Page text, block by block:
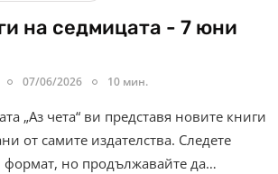
на седмицата - 7 юни
07/06/2026 10 мин.
„Аз чета“ ви представя новите книги
от самите издателства. Следете
но продължавайте да…